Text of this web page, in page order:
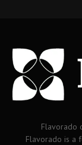
Flavorado
Flavorado is a